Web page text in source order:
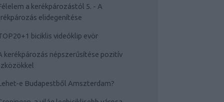
a kerékpározástól 5. - A
elidegenítése
biciklis videóklip evör
kerékpározás népszerűsítése pozitív
e Budapestből Amszterdam?